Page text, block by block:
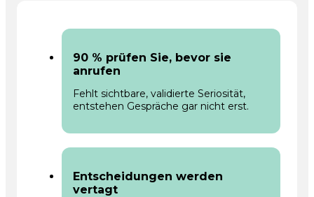
90 % prüfen Sie, bevor sie
anrufen
Fehlt sichtbare, validierte Seriosität,
entstehen Gespräche gar nicht erst.
Entscheidungen werden
vertagt